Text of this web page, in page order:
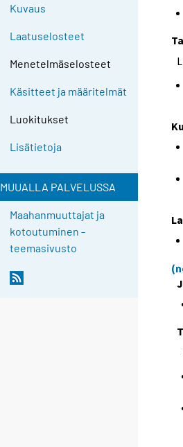
Kuvaus
Laatuselosteet
Menetelmäselosteet
Käsitteet ja määritelmät
Luokitukset
Lisätietoja
MUUALLA PALVELUSSA
Maahanmuuttajat ja
kotoutuminen -
teemasivusto